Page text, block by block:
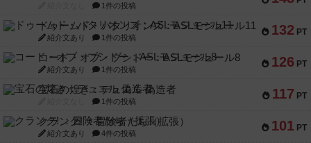
1件の投稿
132 PT
ドゥームド・バタリオンズ：ASLモジュール11
紹介文あり 1件の投稿
126 PT
コード・オブ・ブシドー：ASLモジュール8
紹介文あり 1件の投稿
117 PT
宝石の煌き：デュエル 偽造者
1件の投稿
101 PT
クランク! ：冒険者たち（拡張）
紹介文あり 4件の投稿